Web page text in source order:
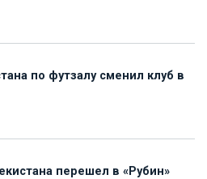
по футзалу сменил клуб в
перешел в «Рубин»